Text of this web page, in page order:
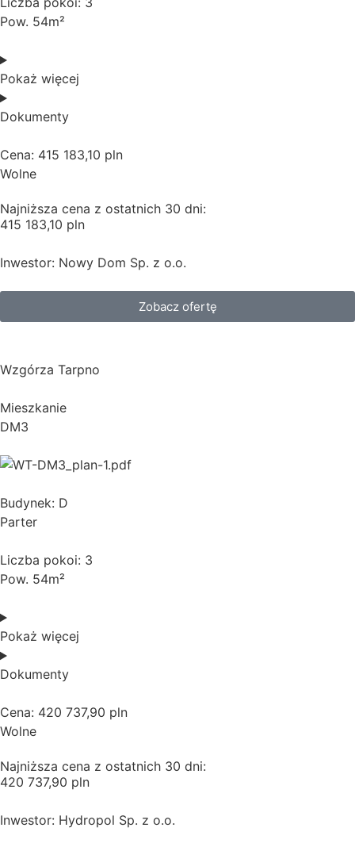
Pow. 54m²
Pokaż więcej
Dokumenty
Cena: 415 183,10 pln
Wolne
Najniższa cena z ostatnich 30 dni:
415 183,10 pln
Inwestor: Nowy Dom Sp. z o.o.
Zobacz ofertę
Wzgórza Tarpno
Mieszkanie
DM3
Budynek: D
Parter
Liczba pokoi: 3
Pow. 54m²
Pokaż więcej
Dokumenty
Cena: 420 737,90 pln
Wolne
Najniższa cena z ostatnich 30 dni:
420 737,90 pln
Inwestor: Hydropol Sp. z o.o.